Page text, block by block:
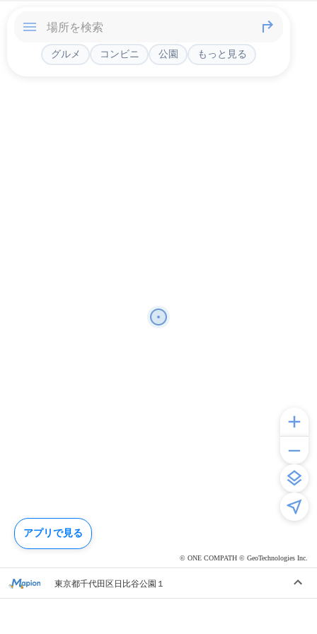
© ONE COMPATH © GeoTechnologies Inc.
グルメ コンビニ 公園 もっと見る
東京都千代田区日比谷公園１
アプリで見る